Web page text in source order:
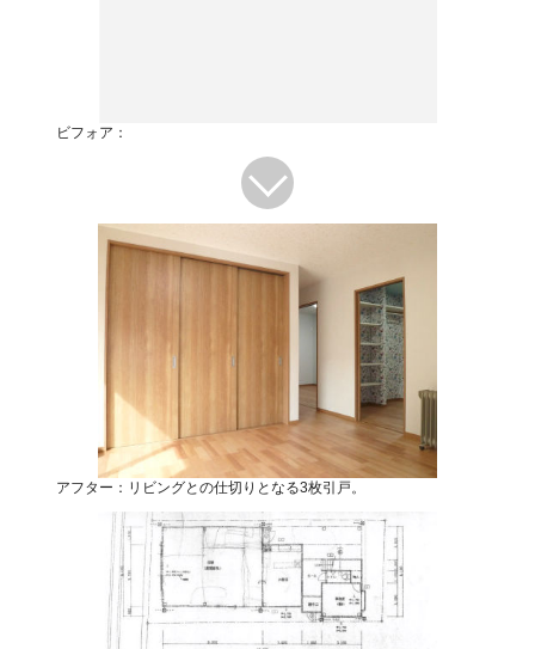
ビフォア：
アフター：リビングとの仕切りとなる3枚引戸。